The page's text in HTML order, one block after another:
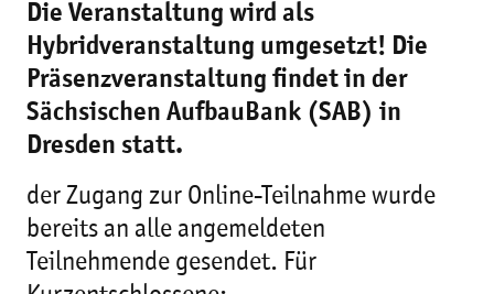
Die Veranstaltung wird als
Hybridveranstaltung umgesetzt! Die
Präsenzveranstaltung findet in der
Sächsischen AufbauBank (SAB) in
Dresden statt.
der Zugang zur Online-Teilnahme wurde
bereits an alle angemeldeten
Teilnehmende gesendet. Für